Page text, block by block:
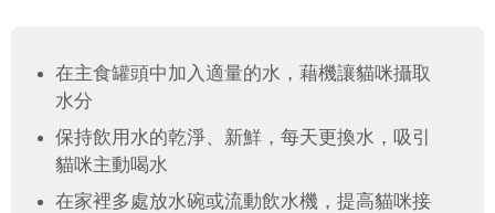
在主食罐頭中加入適量的水，藉機讓貓咪攝取
水分
保持飲用水的乾淨、新鮮，每天更換水，吸引
貓咪主動喝水
在家裡多處放水碗或流動飲水機，提高貓咪接